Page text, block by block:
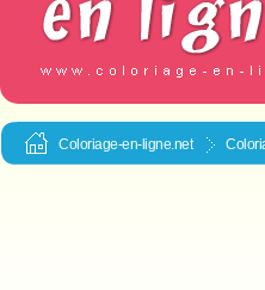
Coloriage-en-ligne.net